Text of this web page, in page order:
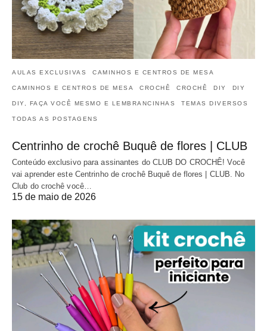
AULAS EXCLUSIVAS CAMINHOS E CENTROS DE MESA
CAMINHOS E CENTROS DE MESA CROCHÊ CROCHÊ DIY DIY
DIY, FAÇA VOCÊ MESMO E LEMBRANCINHAS TEMAS DIVERSOS
TODAS AS POSTAGENS
Centrinho de crochê Buquê de flores | CLUB
Conteúdo exclusivo para assinantes do CLUB DO CROCHÊ! Você
vai aprender este Centrinho de crochê Buquê de flores | CLUB. No
Club do crochê você…
15 de maio de 2026